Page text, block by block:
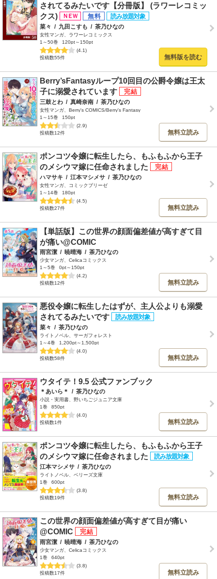
されてるみたいです【分冊版】 (ラワーレコミッ
クス)
菜々 / 九田こすも / 茶乃ひなの
女性マンガ、ラワーレコミックス
1～50巻
120pt～150pt
(4.1)
投稿数55件
無料版を読む
Berry’sFantasyループ10回目の公爵令嬢は王太
子に溺愛されています
三鼓とわ / 真崎奈南 / 茶乃ひなの
女性マンガ、Berry's COMICS/Berry's Fantasy
1～15巻
150pt
(2.9)
投稿数12件
無料立読み
ポンコツ令嬢に転生したら、もふもふから王子
のメシウマ嫁に任命されました
ハマサキ / 江本マシメサ / 茶乃ひなの
女性マンガ、コミックブリーゼ
1～14巻
180pt
(4.5)
投稿数27件
無料立読み
【単話版】この世界の顔面偏差値が高すぎて目
が痛い@COMIC
雨宮潔 / 暁晴海 / 茶乃ひなの
少女マンガ、Celicaコミックス
1～5巻
0pt～150pt
(4.2)
投稿数12件
無料立読み
悪役令嬢に転生したはずが、主人公よりも溺愛
されてるみたいです
菜々 / 茶乃ひなの
ライトノベル、サーガフォレスト
1～4巻
1,200pt～1,500pt
(4.0)
投稿数58件
無料立読み
ウタイテ！9.5 公式ファンブック
＊あいら＊ / 茶乃ひなの
小説・実用書、野いちごジュニア文庫
1巻
850pt
(4.0)
投稿数1件
無料立読み
ポンコツ令嬢に転生したら、もふもふから王子
のメシウマ嫁に任命されました
江本マシメサ / 茶乃ひなの
ライトノベル、ベリーズ文庫
1巻
600pt
(3.8)
投稿数19件
無料立読み
この世界の顔面偏差値が高すぎて目が痛い
@COMIC
雨宮潔 / 暁晴海 / 茶乃ひなの
少女マンガ、Celicaコミックス
1巻
640pt
(3.8)
投稿数17件
無料立読み